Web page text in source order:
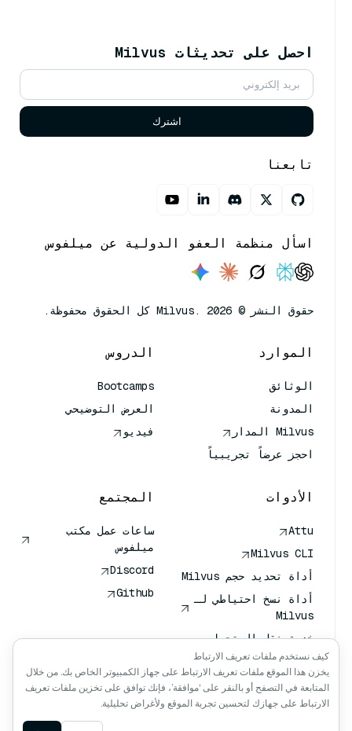
احصل على تحديثات Milvus
اشترك
تابعنا
اسأل منظمة العفو الدولية عن ميلفوس
حقوق النشر © Milvus. 2026 كل الحقوق محفوظة.
الموارد
الوثائق
المدونة
Milvus المدار
احجز عرضاً تجريبياً
الدروس
Bootcamps
العرض التوضيحي
فيديو
الأدوات
Attu
Milvus CLI
أداة تحديد حجم Milvus
أداة نسخ احتياطي لـ
Milvus
خدمة نقل المتجهات
(VTS)
باحث عميق
سياق كلود كلود
المجتمع
ساعات عمل مكتب
ميلفوس
Discord
Github
كيف نستخدم ملفات تعريف الارتباط
يخزن هذا الموقع ملفات تعريف الارتباط على جهاز الكمبيوتر الخاص بك. من خلال
المتابعة في التصفح أو بالنقر على ‘موافقة’، فإنك توافق على تخزين ملفات تعريف
الارتباط على جهازك لتحسين تجربة الموقع ولأغراض تحليلية.